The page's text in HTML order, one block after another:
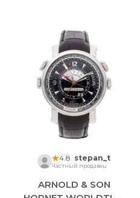
4.8 stepan_t
Частный продавец
ARNOLD & SON